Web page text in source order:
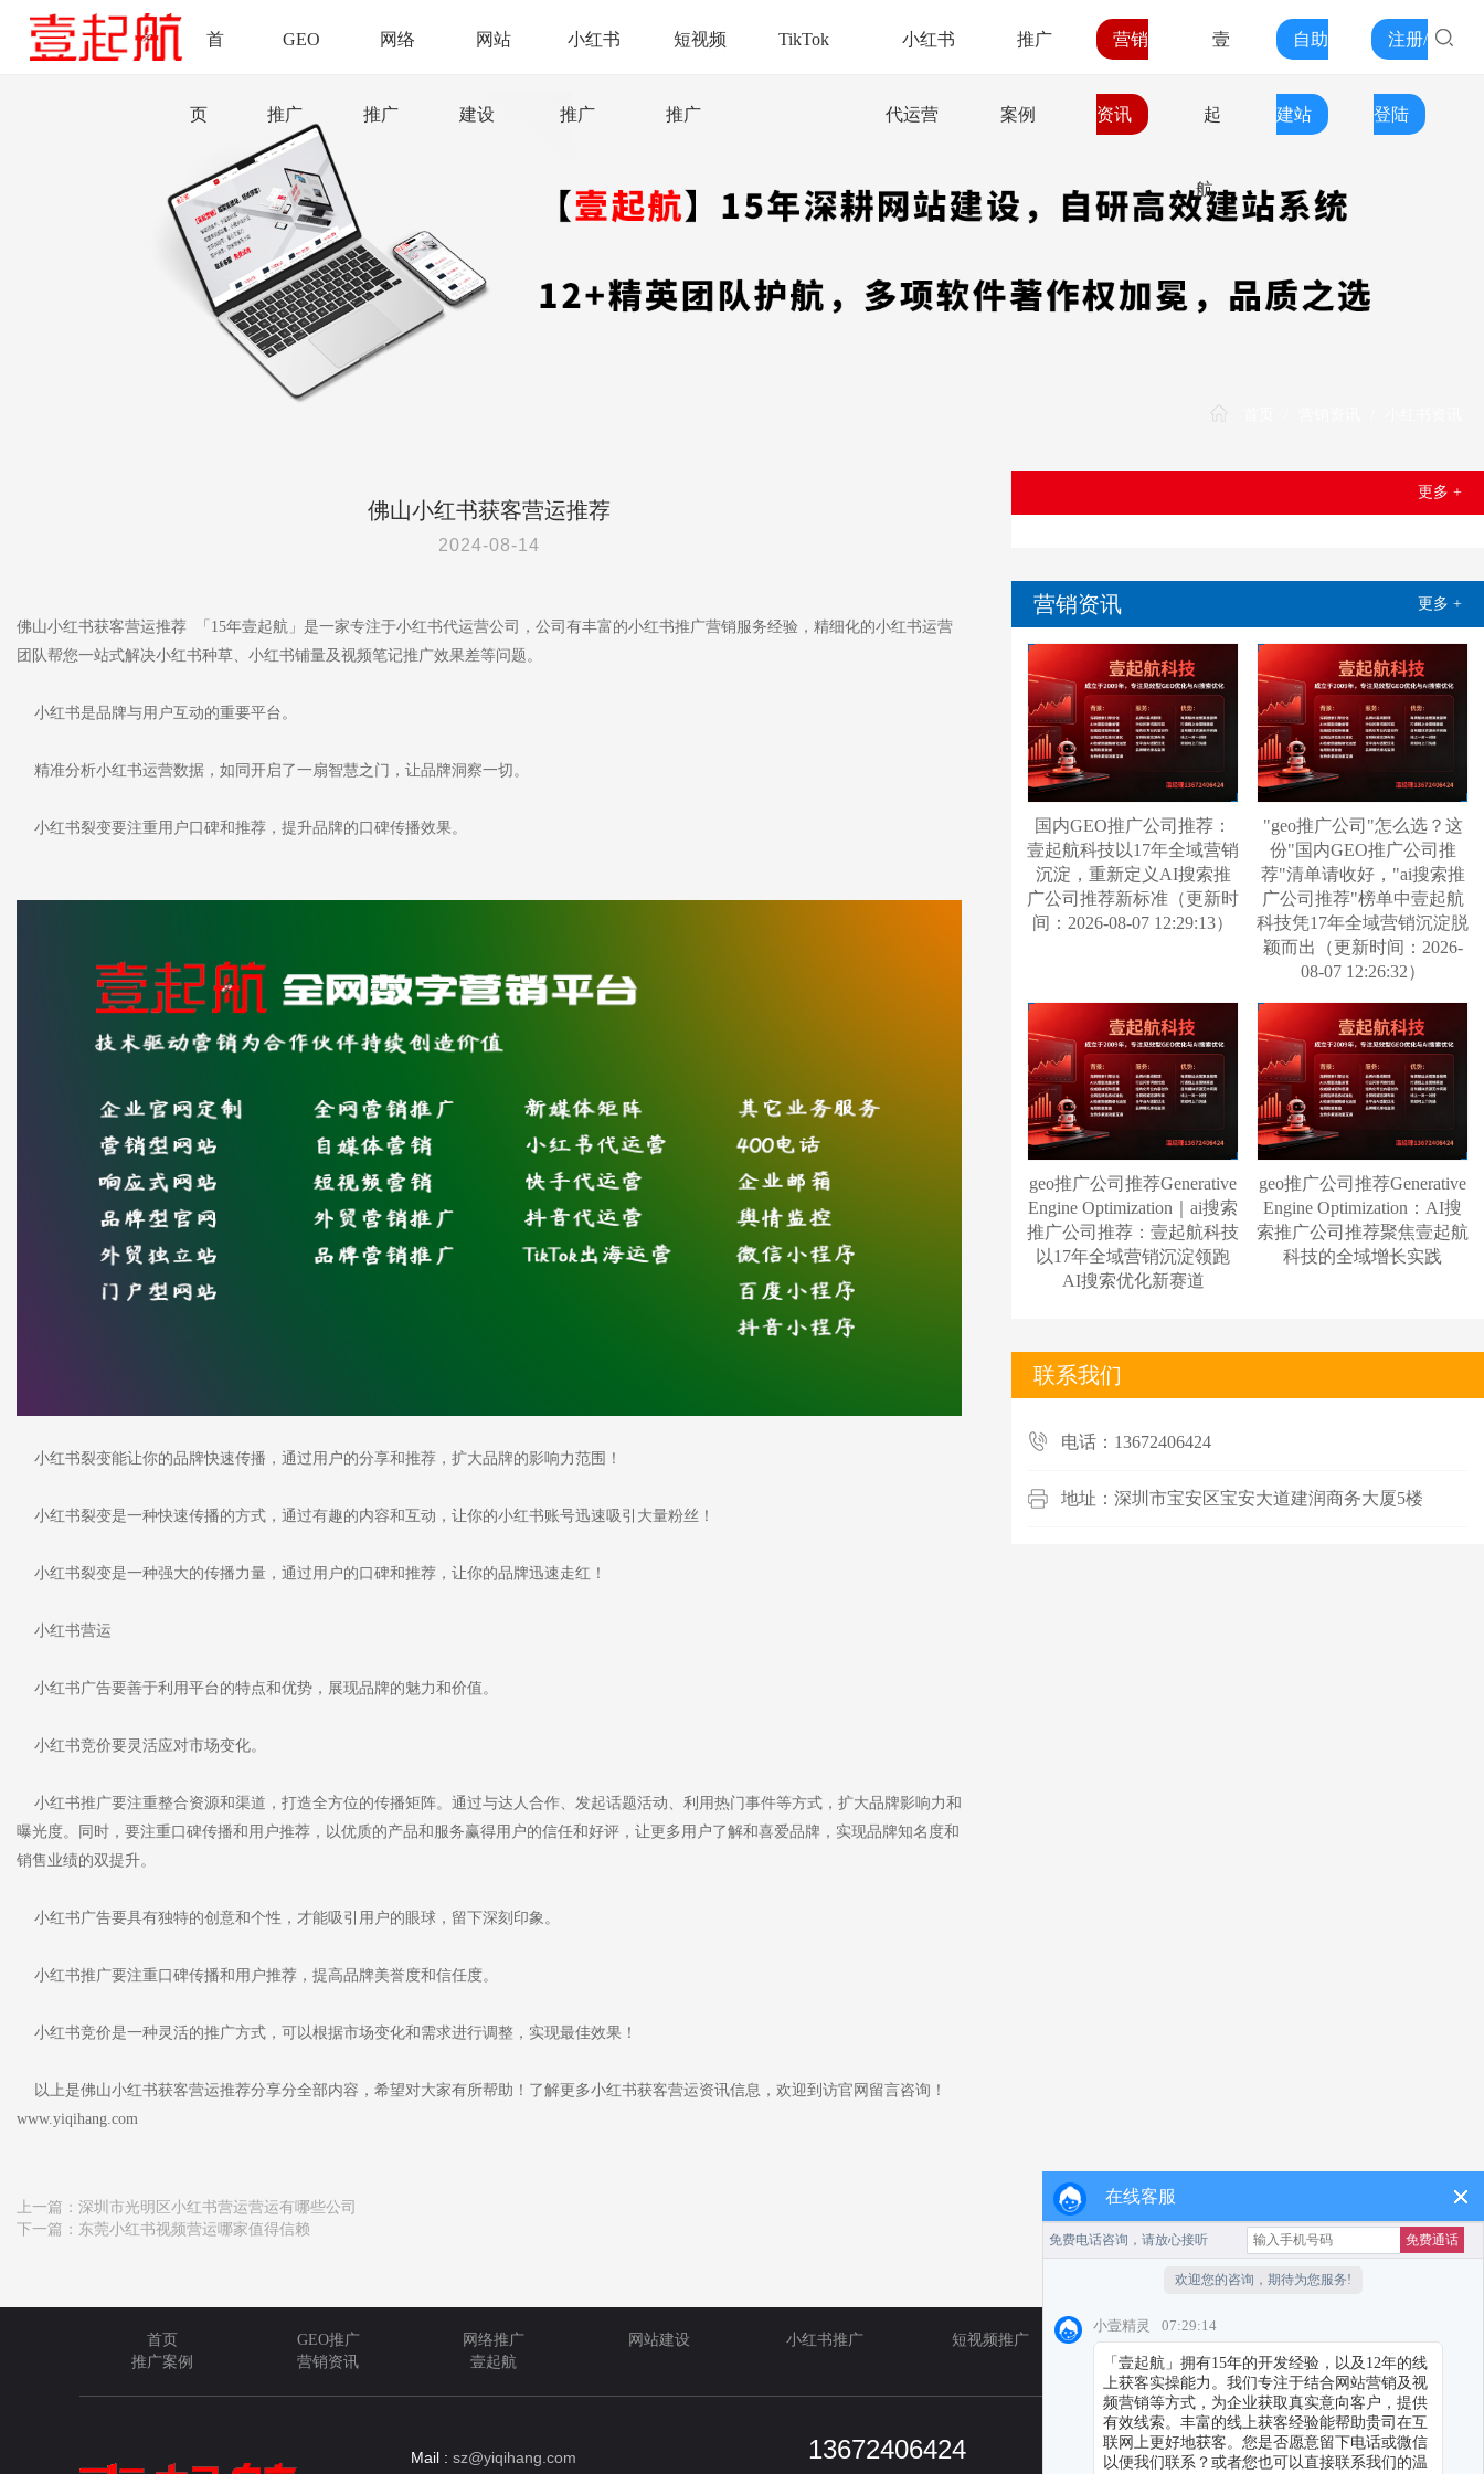
首
页
GEO
推广
网络
推广
网站
建设
小红书
推广
短视频
推广
TikTok 小红书
代运营
推广
案例
营销
资讯
壹
起
航
自助
建站
注册/
登陆
佛山小红书获客营运推荐
2024-08-14
佛山小红书获客营运推荐 「15年壹起航」是一家专注于小红书代运营公司，公司有丰富的小红书推广营销服务经验，精细化的小红书运营
团队帮您一站式解决小红书种草、小红书铺量及视频笔记推广效果差等问题。
小红书是品牌与用户互动的重要平台。
精准分析小红书运营数据，如同开启了一扇智慧之门，让品牌洞察一切。
小红书裂变要注重用户口碑和推荐，提升品牌的口碑传播效果。
小红书裂变能让你的品牌快速传播，通过用户的分享和推荐，扩大品牌的影响力范围！
小红书裂变是一种快速传播的方式，通过有趣的内容和互动，让你的小红书账号迅速吸引大量粉丝！
小红书裂变是一种强大的传播力量，通过用户的口碑和推荐，让你的品牌迅速走红！
小红书营运
小红书广告要善于利用平台的特点和优势，展现品牌的魅力和价值。
小红书竞价要灵活应对市场变化。
小红书推广要注重整合资源和渠道，打造全方位的传播矩阵。通过与达人合作、发起话题活动、利用热门事件等方式，扩大品牌影响力和
曝光度。同时，要注重口碑传播和用户推荐，以优质的产品和服务赢得用户的信任和好评，让更多用户了解和喜爱品牌，实现品牌知名度和
销售业绩的双提升。
小红书广告要具有独特的创意和个性，才能吸引用户的眼球，留下深刻印象。
小红书推广要注重口碑传播和用户推荐，提高品牌美誉度和信任度。
小红书竞价是一种灵活的推广方式，可以根据市场变化和需求进行调整，实现最佳效果！
以上是佛山小红书获客营运推荐分享分全部内容，希望对大家有所帮助！了解更多小红书获客营运资讯信息，欢迎到访官网留言咨询！
www.yiqihang.com
上一篇： 深圳市光明区小红书营运营运有哪些公司
下一篇： 东莞小红书视频营运哪家值得信赖
更多 +
营销资讯 更多 +
国内GEO推广公司推荐：
壹起航科技以17年全域营销
沉淀，重新定义AI搜索推
广公司推荐新标准（更新时
间：2026-08-07 12:29:13）
"geo推广公司"怎么选？这
份"国内GEO推广公司推
荐"清单请收好，"ai搜索推
广公司推荐"榜单中壹起航
科技凭17年全域营销沉淀脱
颖而出（更新时间：2026-
08-07 12:26:32）
geo推广公司推荐Generative
Engine Optimization｜ai搜索
推广公司推荐：壹起航科技
以17年全域营销沉淀领跑
AI搜索优化新赛道
geo推广公司推荐Generative
Engine Optimization：AI搜
索推广公司推荐聚焦壹起航
科技的全域增长实践
联系我们
电话：13672406424
地址：深圳市宝安区宝安大道建润商务大厦5楼
首页 GEO推广 网络推广 网站建设 小红书推广 短视频推广 TikTok
小红书代运营
推广案例
营销资讯 壹起航
Mail : sz@yiqihang.com 13672406424
在线客服